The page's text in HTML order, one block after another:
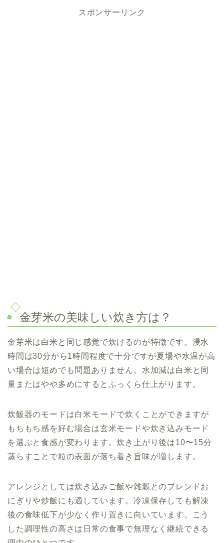
スポンサーリンク
金芽米の美味しい炊き方は？
金芽米は白米と同じ感覚で炊けるのが特徴です。浸水
時間は30分から1時間程度で十分ですが夏場や水温が高
い場合は短めでも問題ありません。水加減は白米と同
量またはやや多めにするとふっくら仕上がります。
炊飯器のモードは白米モードで炊くことができますが
もちもち感を好む場合は玄米モードや炊き込みモード
を選ぶと食感が変わります。炊き上がり後は10〜15分
蒸らすことで粒の表面が落ち着き旨味が増します。
アレンジとしては炊き込みご飯や雑穀とのブレンドお
にぎりや炒飯にも適しています。冷凍保存しても解凍
後の食味低下が少なく作り置きに向いています。こう
した調理性の高さは日常の食事で無理なく継続できる